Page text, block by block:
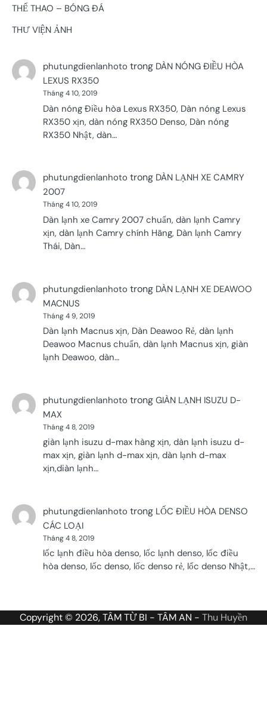
THỂ THAO – BÓNG ĐÁ
THƯ VIỆN ẢNH
phutungdienlanhoto trong DÀN NÓNG ĐIỀU HÒA
LEXUS RX350
Tháng 4 10, 2019
Dàn nóng Điều hòa Lexus RX350, Dàn nóng Lexus
RX350 xịn, dàn nóng RX350 Denso, Dàn nóng
RX350 Nhật, dàn…
phutungdienlanhoto trong DÀN LẠNH XE CAMRY
2007
Tháng 4 10, 2019
Dàn lạnh xe Camry 2007 chuẩn, dàn lạnh Camry
xịn, dàn lạnh Camry chính Hãng, Dàn lạnh Camry
Thái, Dàn…
phutungdienlanhoto trong DÀN LẠNH XE DEAWOO
MACNUS
Tháng 4 9, 2019
Dàn lạnh Macnus xịn, Dàn Deawoo Rẻ, dàn lạnh
Deawoo Macnus chuẩn, dàn lạnh Macnus xịn, giàn
lạnh Deawoo, dàn…
phutungdienlanhoto trong GIÀN LẠNH ISUZU D-
MAX
Tháng 4 8, 2019
giàn lạnh isuzu d-max hàng xịn, dàn lạnh isuzu d-
max xịn, giàn lạnh d-max xịn, dàn lạnh d-max
xịn,diàn lạnh…
phutungdienlanhoto trong LỐC ĐIỀU HÒA DENSO
CÁC LOẠI
Tháng 4 8, 2019
lốc lạnh điều hòa denso, lốc lạnh denso, lốc điều
hòa denso, lốc denso, lốc denso rẻ, lốc denso Nhật,…
Copyright © 2026, TÂM TỪ BI - TÂM AN - Thu Huyền